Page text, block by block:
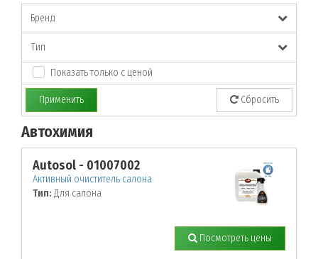
Бренд
Тип
Показать только с ценой
Применить Сбросить
Автохимия
Autosol - 01007002
Активный очиститель салона
Тип: Для салона
Посмотреть цены
По заданным параметрам товары не найдены!